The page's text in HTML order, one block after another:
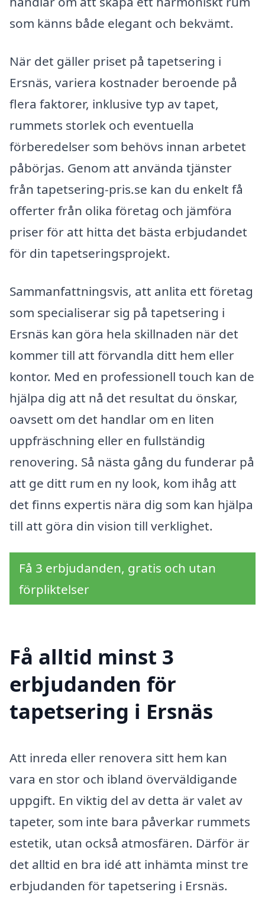
som känns både elegant och bekvämt.
När det gäller priset på tapetsering i
Ersnäs, variera kostnader beroende på
flera faktorer, inklusive typ av tapet,
rummets storlek och eventuella
förberedelser som behövs innan arbetet
påbörjas. Genom att använda tjänster
från tapetsering-pris.se kan du enkelt få
offerter från olika företag och jämföra
priser för att hitta det bästa erbjudandet
för din tapetseringsprojekt.
Sammanfattningsvis, att anlita ett företag
som specialiserar sig på tapetsering i
Ersnäs kan göra hela skillnaden när det
kommer till att förvandla ditt hem eller
kontor. Med en professionell touch kan de
hjälpa dig att nå det resultat du önskar,
oavsett om det handlar om en liten
uppfräschning eller en fullständig
renovering. Så nästa gång du funderar på
att ge ditt rum en ny look, kom ihåg att
det finns expertis nära dig som kan hjälpa
till att göra din vision till verklighet.
Få 3 erbjudanden, gratis och utan
förpliktelser
Få alltid minst 3
erbjudanden för
tapetsering i Ersnäs
Att inreda eller renovera sitt hem kan
vara en stor och ibland överväldigande
uppgift. En viktig del av detta är valet av
tapeter, som inte bara påverkar rummets
estetik, utan också atmosfären. Därför är
det alltid en bra idé att inhämta minst tre
erbjudanden för tapetsering i Ersnäs.